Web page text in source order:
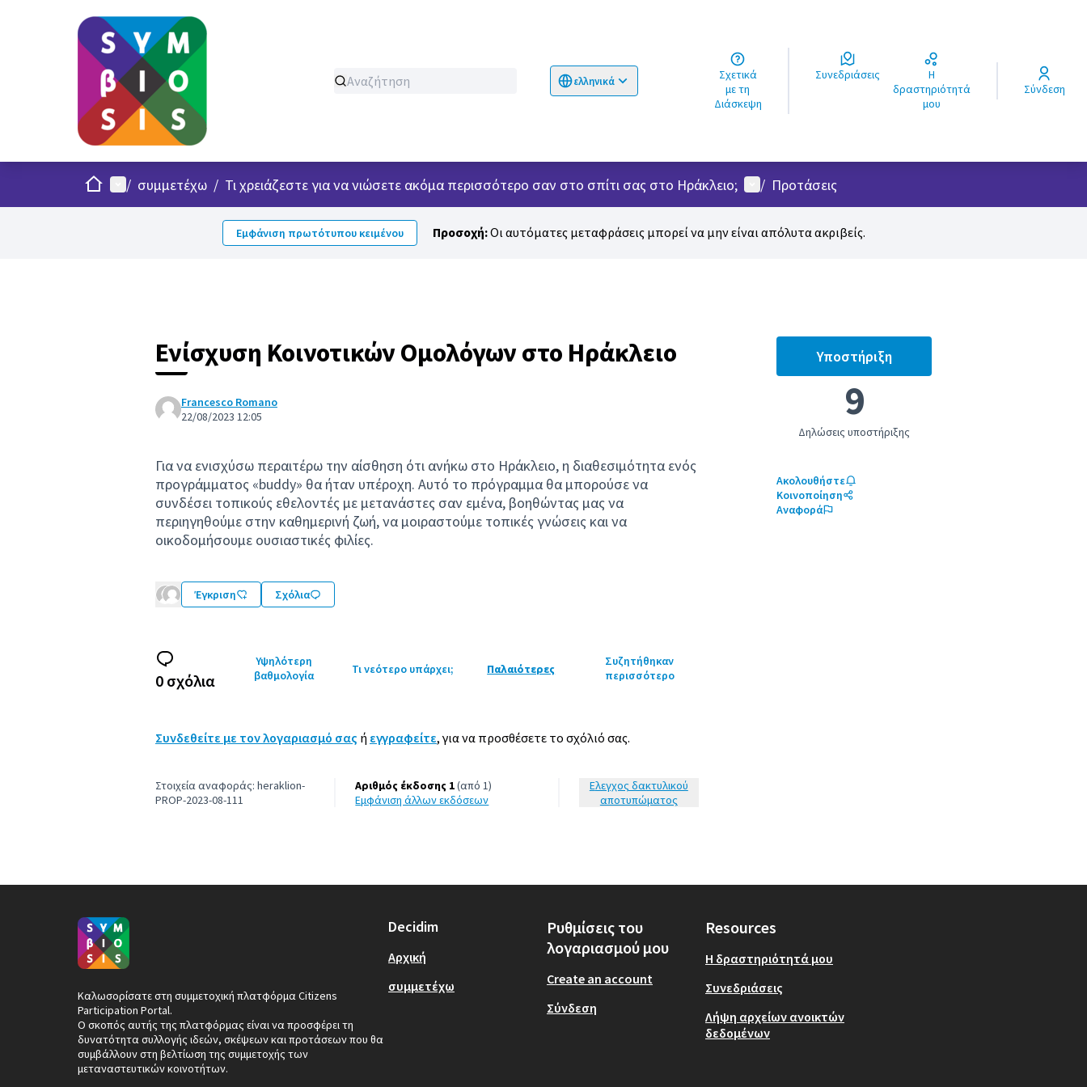
ελληνικά
Choose language
Σχετικά
με τη
Διάσκεψη
Συνεδριάσεις
Η
δραστηριότητά
μου
Σύνδεση
ΣπίτιΚυρίως μενού
/ συμμετέχω / Τι χρειάζεστε για να νιώσετε ακόμα περισσότερο σαν στο σπίτι σας στο Ηράκλειο; Μενού χρήστη
/ Προτάσεις
Εμφάνιση πρωτότυπου κειμένου Προσοχή:Οι αυτόματες μεταφράσεις μπορεί να μην είναι απόλυτα ακριβείς.
Ενίσχυση Κοινοτικών Ομολόγων στο Ηράκλειο
Francesco Romano
22/08/2023 12:05
Για να ενισχύσω περαιτέρω την αίσθηση ότι ανήκω στο Ηράκλειο, η διαθεσιμότητα ενός
προγράμματος «buddy» θα ήταν υπέροχη. Αυτό το πρόγραμμα θα μπορούσε να
συνδέσει τοπικούς εθελοντές με μετανάστες σαν εμένα, βοηθώντας μας να
περιηγηθούμε στην καθημερινή ζωή, να μοιραστούμε τοπικές γνώσεις και να
οικοδομήσουμε ουσιαστικές φιλίες.
Έγκριση Σχόλια
ΥποστήριξηΕνίσχυση Κοινοτικών Ομολόγων
9
Δηλώσεις υποστήριξης
Ακολουθήστε
Κοινοποίηση
Αναφορά
0 σχόλια
Υψηλότερη
βαθμολογία
Τι νεότερο υπάρχει; Παλαιότερες
Συζητήθηκαν
περισσότερο
Συνδεθείτε με τον λογαριασμό σας ή εγγραφείτε, για να προσθέσετε το σχόλιό σας.
Στοιχεία αναφοράς: heraklion-
PROP-2023-08-111
Αριθμός έκδοσης 1(από 1)
εμφάνιση άλλων εκδόσεων
Έλεγχος δακτυλικού
αποτυπώματος
Καλωσορίσατε στη συμμετοχική πλατφόρμα Citizens
Participation Portal.
Ο σκοπός αυτής της πλατφόρμας είναι να προσφέρει τη
δυνατότητα συλλογής ιδεών, σκέψεων και προτάσεων που θα
συμβάλλουν στη βελτίωση της συμμετοχής των
μεταναστευτικών κοινοτήτων.
Decidim
Αρχική
συμμετέχω
Ρυθμίσεις του
λογαριασμού μου
Create an account
Σύνδεση
Resources
Η δραστηριότητά μου
Συνεδριάσεις
Λήψη αρχείων ανοικτών
δεδομένων